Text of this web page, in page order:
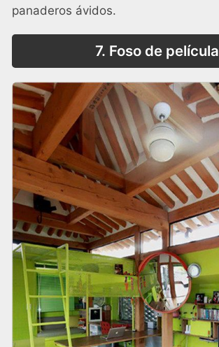
panaderos ávidos.
7. Foso de película